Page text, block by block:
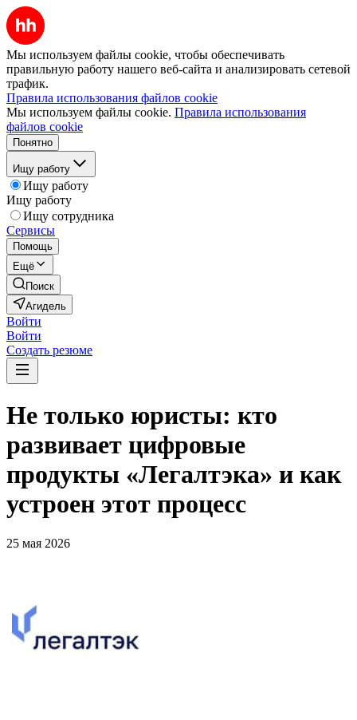
Мы используем файлы cookie, чтобы обеспечивать
правильную работу нашего веб-сайта и анализировать сетевой
трафик.
Правила использования файлов cookie
Мы используем файлы cookie. Правила использования
файлов cookie
Понятно
Ищу работу
Ищу работу
Ищу работу
Ищу сотрудника
Сервисы
Помощь
Ещё
Поиск
Агидель
Войти
Войти
Создать резюме
Не только юристы: кто
развивает цифровые
продукты «Легалтэка» и как
устроен этот процесс
25 мая 2026